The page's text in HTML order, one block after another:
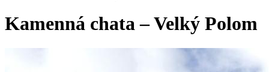
Kamenná chata – Velký Polom